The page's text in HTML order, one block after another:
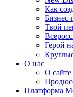
Как
Твой
Герой
О нас
О сайте
Платформа